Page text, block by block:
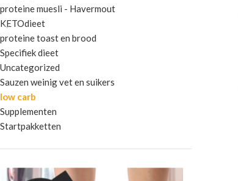
proteine muesli - Havermout
KETOdieet
proteine toast en brood
Specifiek dieet
Uncategorized
Sauzen weinig vet en suikers
low carb
Supplementen
Startpakketten